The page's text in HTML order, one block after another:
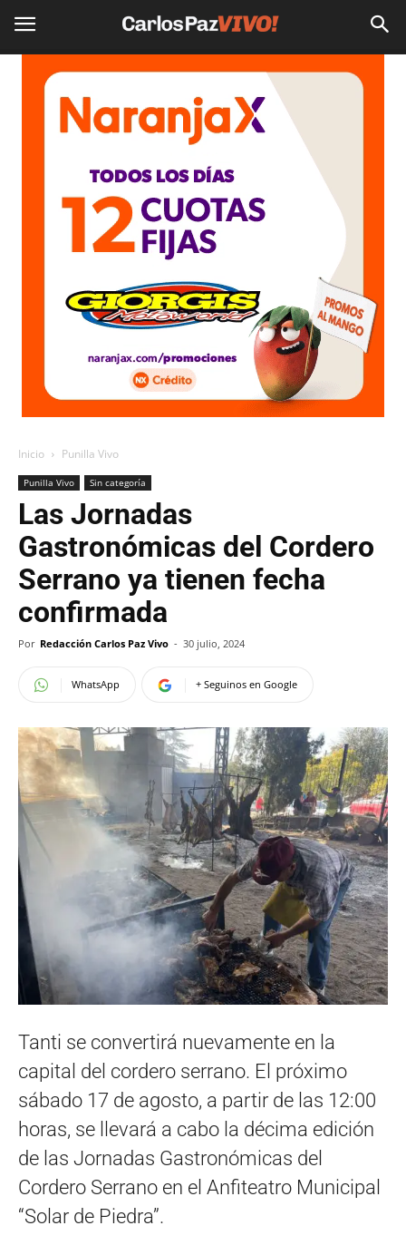
Inicio Punilla Vivo
Punilla Vivo Sin categoría
Las Jornadas
Gastronómicas del Cordero
Serrano ya tienen fecha
confirmada
Por Redacción Carlos Paz Vivo - 30 julio, 2024
WhatsApp + Seguinos en Google
Tanti se convertirá nuevamente en la
capital del cordero serrano. El próximo
sábado 17 de agosto, a partir de las 12:00
horas, se llevará a cabo la décima edición
de las Jornadas Gastronómicas del
Cordero Serrano en el Anfiteatro Municipal
“Solar de Piedra”.